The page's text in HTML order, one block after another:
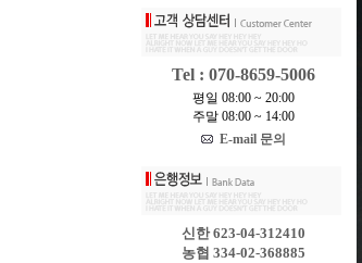
Tel : 070-8659-5006
평일 08:00 ~ 20:00
주말 08:00 ~ 14:00
E-mail 문의
신한 623-04-312410
농협 334-02-368885